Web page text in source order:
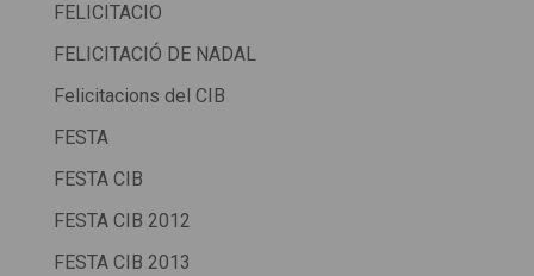
FELICITACIO
FELICITACIÓ DE NADAL
Felicitacions del CIB
FESTA
FESTA CIB
FESTA CIB 2012
FESTA CIB 2013